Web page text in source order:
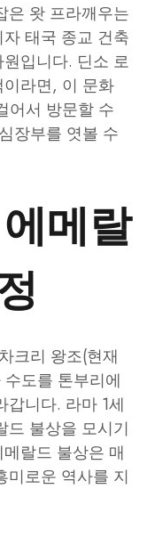
은 왓 프라깨우는
태국 종교 건축
입니다. 딘소 로
라면, 이 문화
어서 방문할 수
장부를 엿볼 수
메랄
크리 왕조(현재
도를 톤부리에
갑니다. 라마 1세
드 불상을 모시기
랄드 불상은 매
미로운 역사를 지